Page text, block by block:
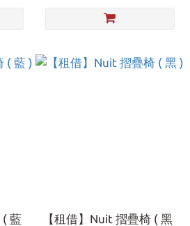
( 藍
【租借】Nuit 摺疊椅 ( 黑